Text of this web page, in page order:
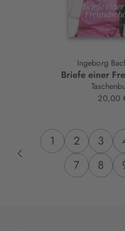
Ingeborg
Hans
Briefe einer
20,00
1 2 3
7
8